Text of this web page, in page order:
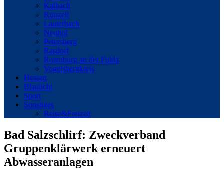
Kalbach
Künzell
Lauterbach
Neuhof
Petersberg
Rasdorf
Rotenburg an der Fulda
Vogelsbergkreis
Hessen
Blaulicht
Sport
Sonstiges
Reise&Freizeit
Bad Salzschlirf: Zweckverband
Gruppenklärwerk erneuert
Abwasseranlagen